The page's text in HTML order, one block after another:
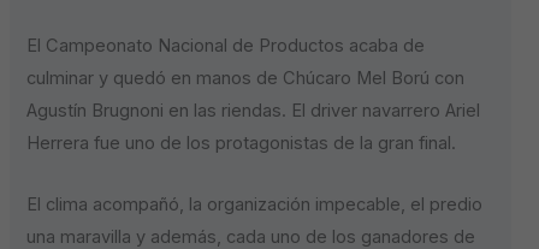
El Campeonato Nacional de Productos acaba de
culminar y quedó en manos de Chúcaro Mel Ború con
Agustín Brugnoni en las riendas. El driver navarrero Ariel
Herrera fue uno de los protagonistas de la gran final.
El clima acompañó, la organización impecable, el predio
una maravilla y además, cada uno de los ganadores de